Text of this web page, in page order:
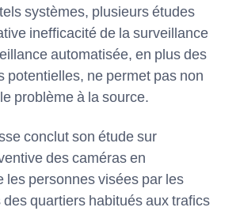
systèmes, plusieurs études
inefficacité de la surveillance
automatisée, en plus des
potentielles, ne permet pas non
problème à la source.
conclut son étude sur
des caméras en
les personnes visées par les
quartiers habitués aux trafics